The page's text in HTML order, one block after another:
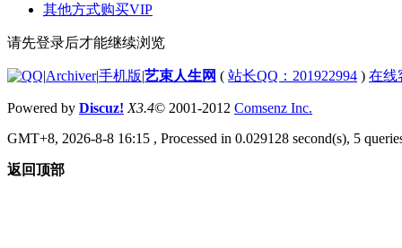
其他方式购买VIP
请先登录后才能继续浏览
|Archiver|手机版|艺束人生网 ( 站长QQ：201922994 ) 在线
Powered by Discuz! X3.4© 2001-2012 Comsenz Inc.
GMT+8, 2026-8-8 16:15 , Processed in 0.029128 second(s), 5
返回顶部